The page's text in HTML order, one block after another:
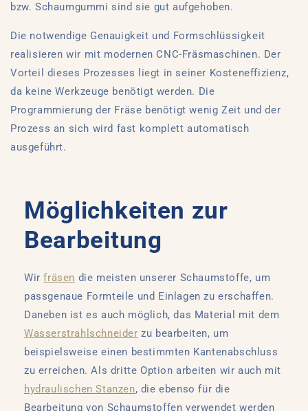
bzw. Schaumgummi sind sie gut aufgehoben.
Die notwendige Genauigkeit und Formschlüssigkeit
realisieren wir mit modernen CNC-Fräsmaschinen. Der
Vorteil dieses Prozesses liegt in seiner Kosteneffizienz,
da keine Werkzeuge benötigt werden. Die
Programmierung der Fräse benötigt wenig Zeit und der
Prozess an sich wird fast komplett automatisch
ausgeführt.
Möglichkeiten zur
Bearbeitung
Wirfräsen die meisten unserer Schaumstoffe, um
passgenaue Formteile und Einlagen zu erschaffen.
Daneben ist es auch möglich, das Material mit dem
Wasserstrahlschneider zu bearbeiten, um
beispielsweise einen bestimmten Kantenabschluss
zu erreichen. Als dritte Option arbeiten wir auch mit
hydraulischen Stanzen, die ebenso für die
Bearbeitung von Schaumstoffen verwendet werden